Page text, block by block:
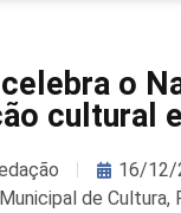
o
cultural
16/12/
de Cultura,